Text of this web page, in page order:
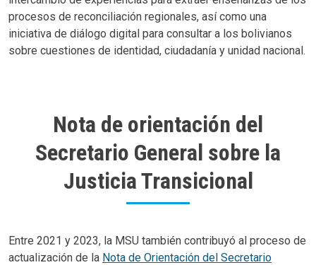
procesos de reconciliación regionales, así como una
iniciativa de diálogo digital para consultar a los bolivianos
sobre cuestiones de identidad, ciudadanía y unidad nacional.
Nota de orientación del
Secretario General sobre la
Justicia Transicional
Body
Entre 2021 y 2023, la MSU también contribuyó al proceso de
actualización de la Nota de Orientación del Secretario